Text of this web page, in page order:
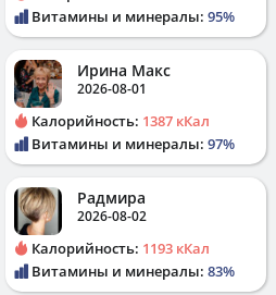
Витамины и минералы: 95%
Ирина Макс
2026-08-01
Калорийность: 1387 кКал
Витамины и минералы: 97%
Радмира
2026-08-02
Калорийность: 1193 кКал
Витамины и минералы: 83%